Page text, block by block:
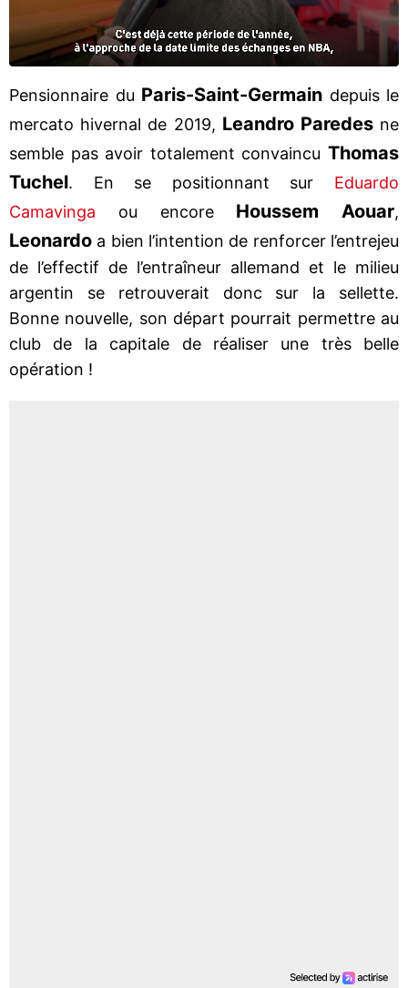
Pensionnaire du Paris-Saint-Germain depuis le
mercato hivernal de 2019, Leandro Paredesne
semble pas avoir totalement convaincu Thomas
Tuchel. En se positionnant sur Eduardo
Camavinga ou encore Houssem Aouar,
Leonardo a bien l’intention de renforcer l’entrejeu
de l’effectif de l’entraîneur allemand et le milieu
argentin se retrouverait donc sur la sellette.
Bonne nouvelle, son départ pourrait permettre au
club de la capitale de réaliser une très belle
opération !